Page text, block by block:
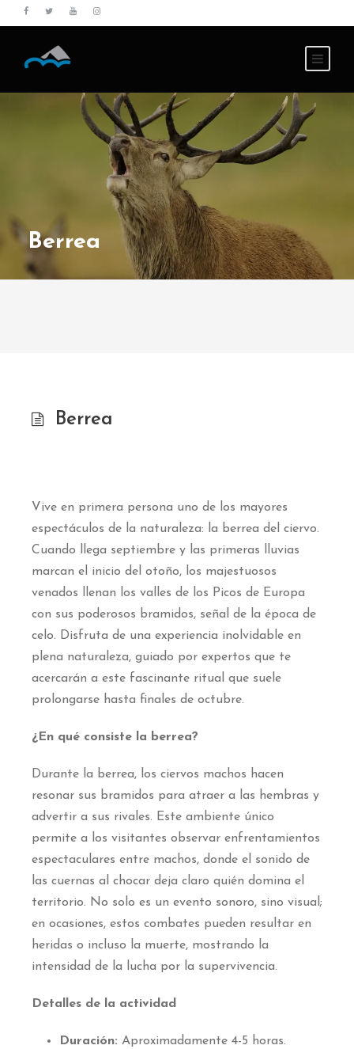
Berrea
Berrea
Vive en primera persona uno de los mayores
espectáculos de la naturaleza: la berrea del ciervo.
Cuando llega septiembre y las primeras lluvias
marcan el inicio del otoño, los majestuosos
venados llenan los valles de los Picos de Europa
con sus poderosos bramidos, señal de la época de
celo. Disfruta de una experiencia inolvidable en
plena naturaleza, guiado por expertos que te
acercarán a este fascinante ritual que suele
prolongarse hasta finales de octubre.
¿En qué consiste la berrea?
Durante la berrea, los ciervos machos hacen
resonar sus bramidos para atraer a las hembras y
advertir a sus rivales. Este ambiente único
permite a los visitantes observar enfrentamientos
espectaculares entre machos, donde el sonido de
las cuernas al chocar deja claro quién domina el
territorio. No solo es un evento sonoro, sino visual;
en ocasiones, estos combates pueden resultar en
heridas o incluso la muerte, mostrando la
intensidad de la lucha por la supervivencia.
Detalles de la actividad
Duración: Aproximadamente 4-5 horas.